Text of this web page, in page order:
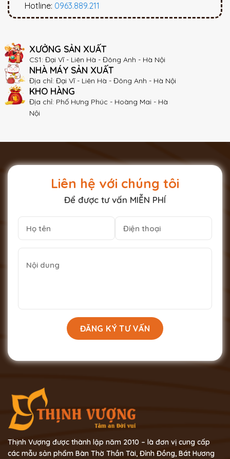
Hotline: 0963.889.211
XƯỞNG SẢN XUẤT
CS1: Đại Vĩ - Liên Hà - Đông Anh - Hà Nội
NHÀ MÁY SẢN XUẤT
Địa chỉ: Đại Vĩ - Liên Hà - Đông Anh - Hà Nội
KHO HÀNG
Địa chỉ: Phố Hưng Phúc - Hoàng Mai - Hà
Nội
Liên hệ với chúng tôi
Để được tư vấn MIỄN PHÍ
Thịnh Vượng được thành lập năm 2010 – là đơn vị cung cấp
các mẫu sản phẩm Bàn Thờ Thần Tài, Đỉnh Đồng, Bát Hương